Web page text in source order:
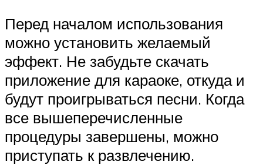
Перед началом использования
можно установить желаемый
эффект. Не забудьте скачать
приложение для караоке, откуда и
будут проигрываться песни. Когда
все вышеперечисленные
процедуры завершены, можно
приступать к развлечению.